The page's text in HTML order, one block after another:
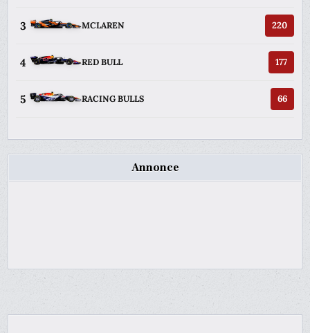
3 MCLAREN 220
4 RED BULL 177
5 RACING BULLS 66
Annonce